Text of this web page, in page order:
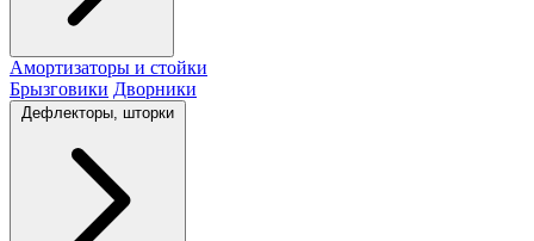
Амортизаторы и стойки
Брызговики Дворники
Дефлекторы, шторки